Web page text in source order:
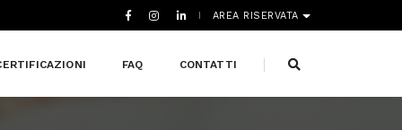
AREA RISERVATA
FAQ CONTATTI